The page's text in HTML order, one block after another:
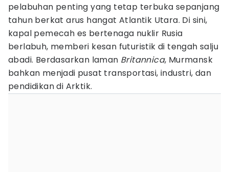
pelabuhan penting yang tetap terbuka sepanjang
tahun berkat arus hangat Atlantik Utara. Di sini,
kapal pemecah es bertenaga nuklir Rusia
berlabuh, memberi kesan futuristik di tengah salju
abadi. Berdasarkan laman Britannica, Murmansk
bahkan menjadi pusat transportasi, industri, dan
pendidikan di Arktik.